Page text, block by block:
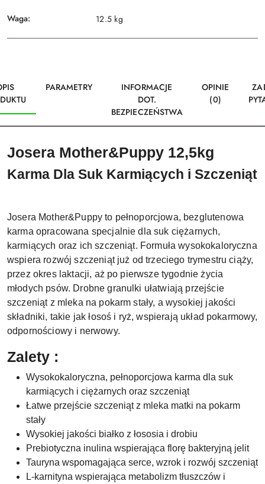
Waga: 12.5 kg
PARAMETRY
INFORMACJE
DOT.
BEZPIECZEŃSTWA
OPINIE
(0)
Josera Mother&Puppy 12,5kg
Karma Dla Suk Karmiących i Szczeniąt
Josera Mother&Puppy to pełnoporcjowa, bezglutenowa
karma opracowana specjalnie dla suk ciężarnych,
karmiących oraz ich szczeniąt. Formuła wysokokaloryczna
wspiera rozwój szczeniąt już od trzeciego trymestru ciąży,
przez okres laktacji, aż po pierwsze tygodnie życia
młodych psów. Drobne granulki ułatwiają przejście
szczeniąt z mleka na pokarm stały, a wysokiej jakości
składniki, takie jak łosoś i ryż, wspierają układ pokarmowy,
odpornościowy i nerwowy.
Zalety :
Wysokokaloryczna, pełnoporcjowa karma dla suk
karmiących i ciężarnych oraz szczeniąt
Łatwe przejście szczeniąt z mleka matki na pokarm
stały
Wysokiej jakości białko z łososia i drobiu
Prebiotyczna inulina wspierająca florę bakteryjną jelit
Tauryna wspomagająca serce, wzrok i rozwój szczeniąt
L-karnityna wspierająca metabolizm tłuszczów i